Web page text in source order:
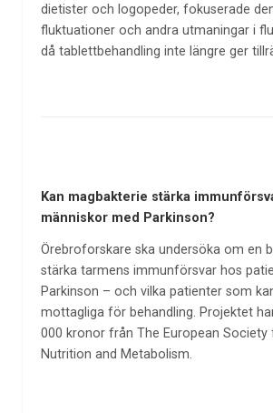
dietister och logopeder, fokuserade
fluktuationer och andra utmaningar i
då tablettbehandling inte längre ger
Kan magbakterie stärka
människor med Parkinson?
Örebroforskare ska undersöka om en
stärka tarmens immunförsvar hos
Parkinson – och vilka patienter som
mottagliga för behandling. Projektet
000 kronor från The European Society
Nutrition and Metabolism.